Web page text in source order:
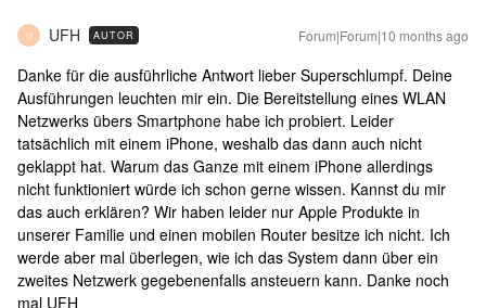
U UFH AUTOR Forum|Forum|10 months ago
Danke für die ausführliche Antwort lieber Superschlumpf. Deine
Ausführungen leuchten mir ein. Die Bereitstellung eines WLAN
Netzwerks übers Smartphone habe ich probiert. Leider
tatsächlich mit einem iPhone, weshalb das dann auch nicht
geklappt hat. Warum das Ganze mit einem iPhone allerdings
nicht funktioniert würde ich schon gerne wissen. Kannst du mir
das auch erklären? Wir haben leider nur Apple Produkte in
unserer Familie und einen mobilen Router besitze ich nicht. Ich
werde aber mal überlegen, wie ich das System dann über ein
zweites Netzwerk gegebenenfalls ansteuern kann. Danke noch
mal UFH